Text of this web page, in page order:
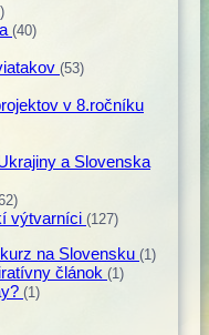
(40)
(53)
v 8.ročníku
a Slovenska
výtvarníci (127)
na Slovensku (1)
článok (1)
(1)